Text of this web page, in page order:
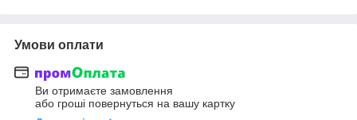
Умови оплати
Ви отримаєте замовлення
або гроші повернуться на вашу картку